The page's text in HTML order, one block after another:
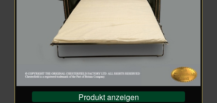
Produkt anzeigen